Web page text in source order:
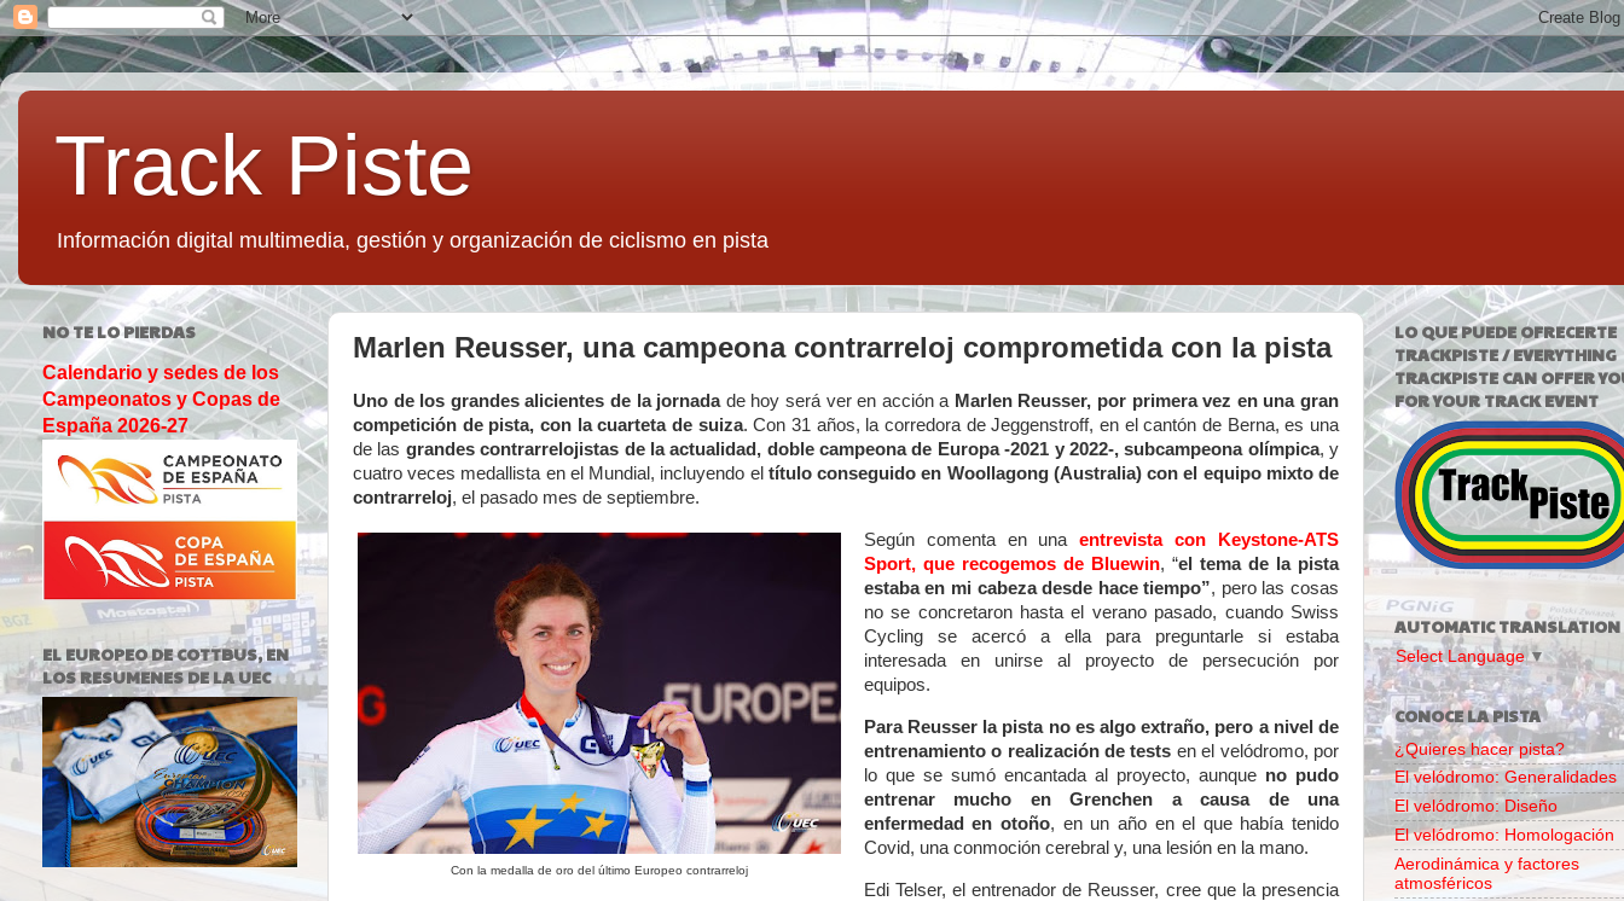
Track Piste
Información digital multimedia, gestión y organización de ciclismo en pista
Marlen Reusser, una campeona contrarreloj comprometida con la pista
Uno de los grandes alicientes de la jornadade hoy será ver en acción a Marlen Reusser, por primera vez en una gran
competición de pista, con la cuarteta de suiza. Con 31 años, la corredora de Jeggenstroff, en el cantón de Berna, es una
de las grandes contrarrelojistas de la actualidad, doble campeona de Europa -2021 y 2022-, subcampeona olímpica, y
cuatro veces medallista en el Mundial, incluyendo el título conseguido en Woollagong (Australia) con el equipo mixto de
contrarreloj, el pasado mes de septiembre.
Con la medalla de oro del último Europeo contrarreloj
Según comenta en unaentrevista con Keystone-ATS
Sport, que recogemos de Bluewin, “el tema de la pista
estaba en mi cabeza desde hace tiempo”, pero las cosas
no se concretaron hasta el verano pasado, cuando Swiss
Cycling se acercó a ella para preguntarle si estaba
interesada en unirse al proyecto de persecución por
equipos.
Para Reusser la pista no es algo extraño, pero a nivel de
entrenamiento o realización de tests en el velódromo, por
lo que se sumó encantada al proyecto, aunque no pudo
entrenar mucho en Grenchen a causa de una
enfermedad en otoño, en un año en el que había tenido
Covid, una conmoción cerebral y, una lesión en la mano.
Edi Telser, el entrenador de Reusser, cree que la presencia
NO TE LO PIERDAS
Calendario y sedes de los
Campeonatos y Copas de
España 2026-27
EL EUROPEO DE COTTBUS, EN
LOS RESUMENES DE LA UEC
LO QUE PUEDE OFRECERTE
TRACKPISTE / EVERYTHING
TRACKPISTE CAN OFFER
FOR YOUR TRACK EVENT
AUTOMATIC TRANSLATION
Select Language ▼
CONOCE LA PISTA
¿Quieres hacer pista?
El velódromo: Generalidades
El velódromo: Diseño
El velódromo: Homologación
Aerodinámica y factores
atmosféricos